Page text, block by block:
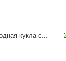
кукла с...